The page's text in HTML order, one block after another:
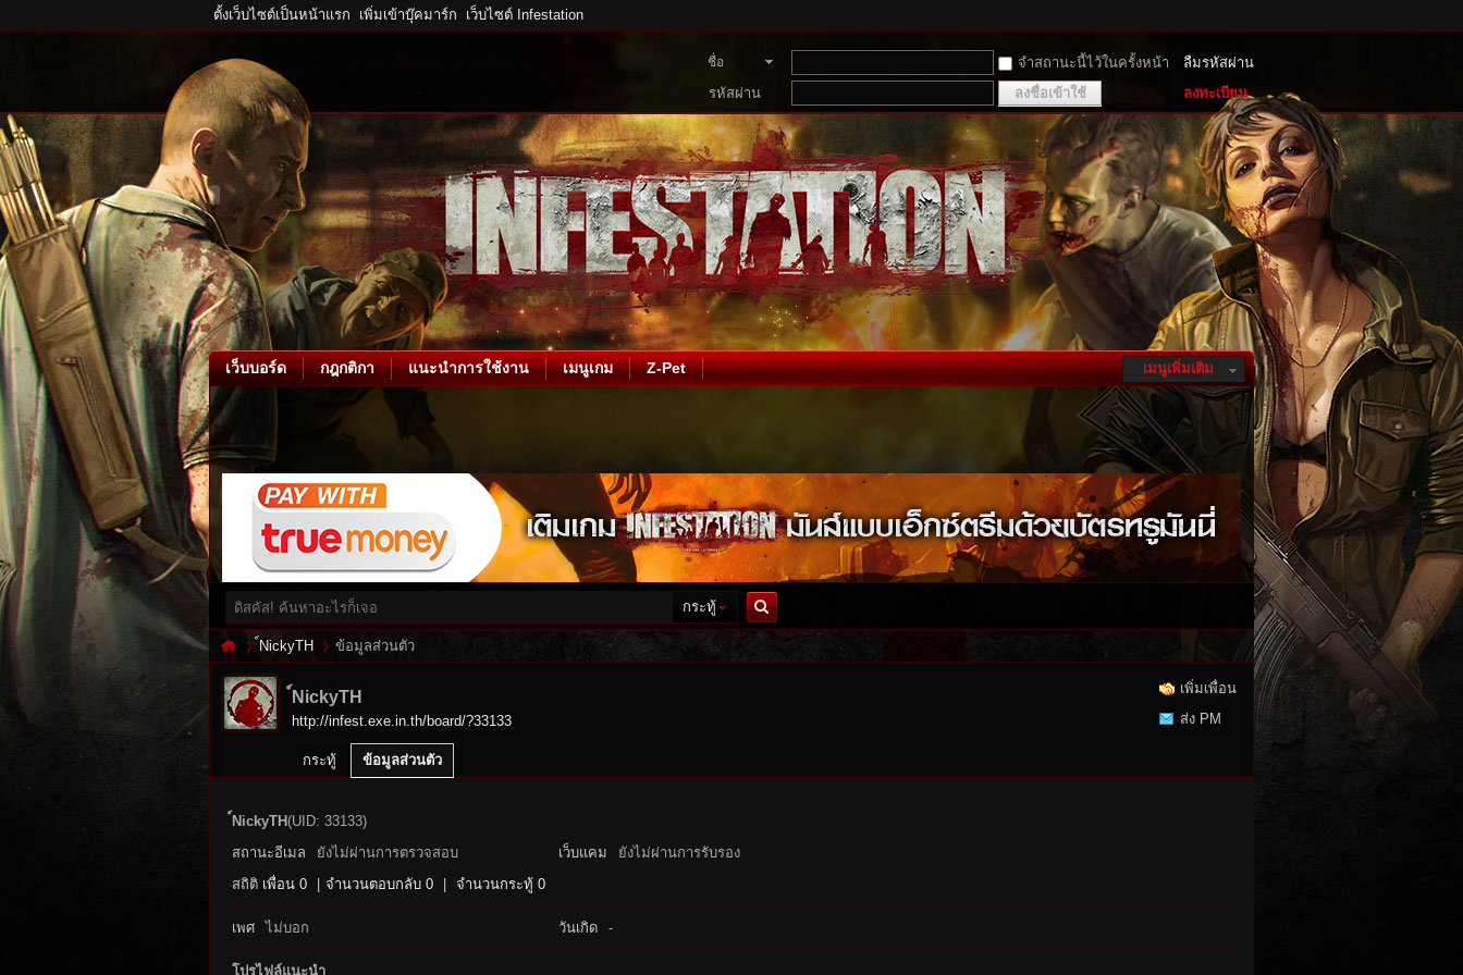
ตั้งเว็บไซต์เป็นหน้าแรก เพิ่มเข้าบุ๊คมาร์ก เว็บไซต์ Infestation
ชื่อ
สมาชิก
จำสถานะนี้ไว้ในครั้งหน้า
ลืมรหัสผ่าน
รหัสผ่าน
ลงชื่อเข้าใช้ ลงทะเบียน
เมนูเพิ่มเติม
เว็บบอร์ด กฎกติกา แนะนำการใช้งาน เมนูเกม Z-Pet
กระทู้
ค้นหา
์NickyTH ข้อมูลส่วนตัว
เพิ่มเพื่อน
ส่ง PM
์NickyTH
http://infest.exe.in.th/board/?33133
กระทู้ ข้อมูลส่วนตัว
์NickyTH(UID: 33133)
สถานะอีเมล
ยังไม่ผ่านการตรวจสอบ เว็บแคม
ยังไม่ผ่านการรับรอง
สถิติ เพื่อน 0 จำนวนตอบกลับ 0 จำนวนกระทู้ 0
เพศ ไม่บอก วันเกิด -
โปรไฟล์แนะนำ